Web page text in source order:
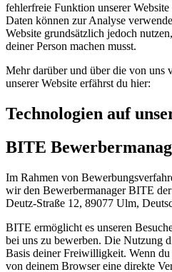
fehlerfreie Funktion unserer
Daten können zur Analyse
Website grundsätzlich jedoch
deiner Person machen musst.
Mehr darüber und über die von uns
unserer Website erfährst du hier:
Technologien auf
BITE
Im Rahmen von
wir den Bewerbermanager BITE
Deutz-Straße 12, 89077 Ulm,
BITE ermöglicht es unseren
bei uns zu bewerben. Die Nutzung
Basis deiner Freiwilligkeit. Wenn
von deinem Browser eine direkte